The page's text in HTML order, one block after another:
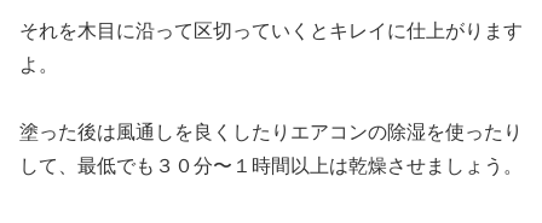
それを木目に沿って区切っていくとキレイに仕上がります
よ。
塗った後は風通しを良くしたりエアコンの除湿を使ったり
して、 最低でも３０分〜１時間以上は乾燥させましょう。